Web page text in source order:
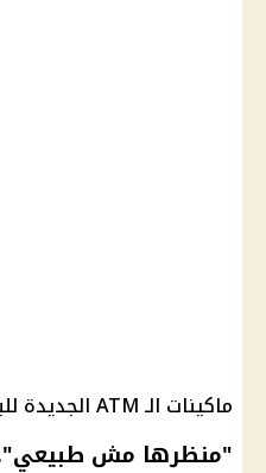
ماكينات الـ ATM الجديدة للبنك الأهلي
"منظرها مش طبيعي"..